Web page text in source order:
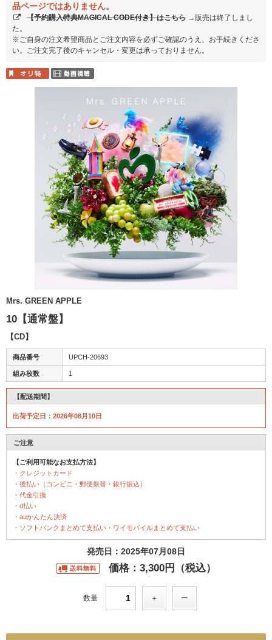
品ページではありません。
【予約購入特典MAGICAL CODE付き】はこちら →販売は終了しまし
た。
※ご自身の注文希望商品とご注文内容を必ずご確認のうえ、お手続きくださ
い。ご注文完了後のキャンセル・変更は承っておりません。
Mrs. GREEN APPLE
10【通常盤】
【CD】
商品番号 UPCH-20693
組み枚数 1
【配送期間】
出荷予定日：2026年08月10日
ご注意
【ご利用可能なお支払方法】
・クレジットカード
・後払い（コンビニ・郵便振替・銀行振込）
・代金引換
・d払い
・auかんたん決済
・ソフトバンクまとめて支払い・ワイモバイルまとめて支払い
発売日：2025年07月08日
価格：3,300円（税込）
数量